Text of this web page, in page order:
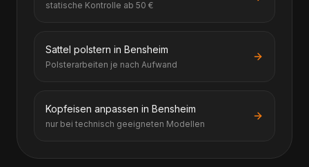
statische Kontrolle ab 50 €
Sattel polstern in Bensheim
Polsterarbeiten je nach Aufwand
Kopfeisen anpassen in Bensheim
nur bei technisch geeigneten Modellen